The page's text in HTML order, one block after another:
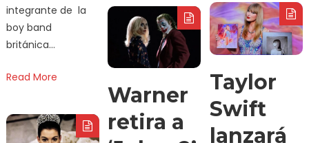
integrante de la
boy band
británica…
Read More
Taylor
Swift
lanzará
Warner
retira a